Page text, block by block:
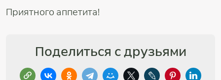
Приятного аппетита!
Поделиться с друзьями